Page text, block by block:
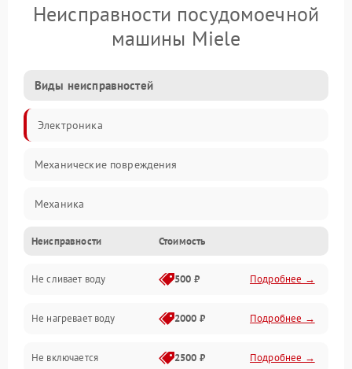
Неисправности посудомоечной
машины Miele
Виды неисправностей
Электроника
Механические повреждения
Механика
Управление
Электропитание
Датчики
Нагрев
Неисправности Стоимость
Не сливает воду 500 ₽ Подробнее →
Не нагревает воду 2000 ₽ Подробнее →
Не включается 2500 ₽ Подробнее →